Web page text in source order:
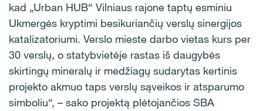
kad „Urban HUB“ Vilniaus rajone taptų esminiu
Ukmergės kryptimi besikuriančių verslų sinergijos
katalizatoriumi. Verslo mieste darbo vietas kurs per
30 verslų, o statybvietėje rastas iš daugybės
skirtingų mineralų ir medžiagų sudarytas kertinis
projekto akmuo taps verslų sąveikos ir atsparumo
simboliu“, – sako projektą plėtojančios SBA